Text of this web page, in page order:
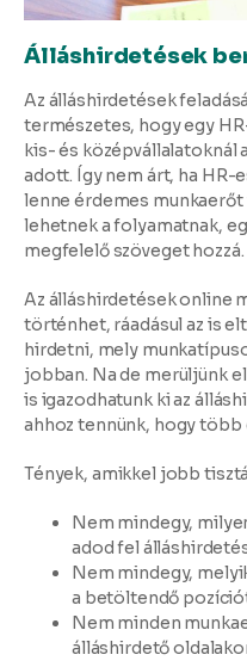
Álláshirdetések
Az álláshirdetések
természetes, hogy egy
kis- és középvállalatoknál
adott. Így nem árt, ha HR-
lenne érdemes
lehetnek a folyamatnak,
megfelelő szöveget hozzá.
Az álláshirdetések online
történhet, ráadásul az is
hirdetni, mely
jobban. Na de merüljünk
is igazodhatunk ki az
ahhoz tennünk, hogy több
Tények, amikkel jobb
Nem mindegy,
adod fel
Nem mindegy,
a betöltendő
Nem minden
álláshirdető